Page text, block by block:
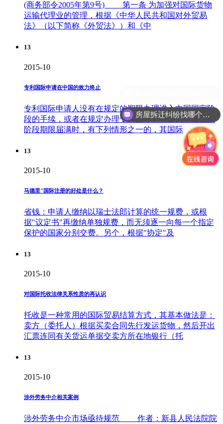
(商务部令2005年第9号) 第一条 为加强对国际货物
运输代理业的管理，根据《中华人民共和国对外贸易
法》（以下简称《外贸法》）和《中
13
2015-10
专利国际申请在中国的效力终止
专利国际申请人没有在规定的期限办理进入中国国家阶
段的手续，或者在规定办理专利国际申请进入中国国家
阶段期限届满时，有下列情形之一的，其国际
13
2015-10
马德里"国际注册的好处是什么？
省钱：申请人缴纳以瑞士法郎计算的统一规费，或根
据"议定书"再缴纳单独规费，而无须逐一向每一个指定
保护的国家分别交费。另个，根据"协定"及
13
2015-10
对国际托收法律关系性质的再认识
托收是一种常用的国际贸易结算方式，其基本做法是：
卖方（委托人）根据买卖合同先行发运货物，然后开出
汇票连同有关货运单据交卖方所在地银行（托
13
2015-10
涉外劳务中介相关案例
涉外劳务中介市场亟待规范 作者：新县人民法院院
房屋拆迁纠纷找哪个部门？